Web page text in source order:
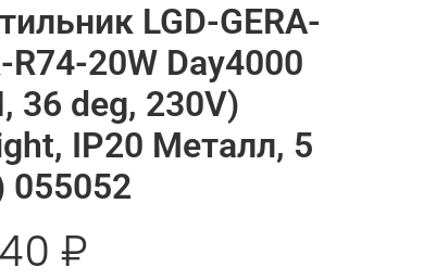
LGD-GERA-
R74-20W Day4000
36 deg, 230V)
IP20 Металл, 5
055052
₽